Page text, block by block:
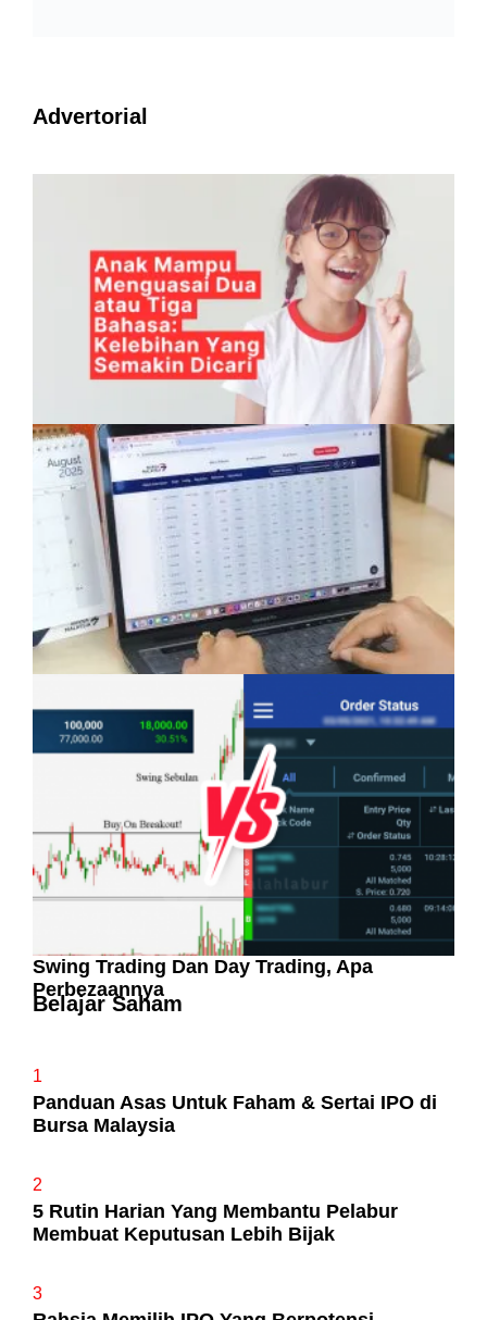
Advertorial
Anak Mampu Menguasai Dua atau Tiga
Bahasa: Kelebihan Yang Semakin Dicari
Pelaburan Saham Bukan Untuk Mereka Yang
Suka ‘Stress’
Swing Trading Dan Day Trading, Apa
Perbezaannya
Belajar Saham
1
Panduan Asas Untuk Faham & Sertai IPO di
Bursa Malaysia
2
5 Rutin Harian Yang Membantu Pelabur
Membuat Keputusan Lebih Bijak
3